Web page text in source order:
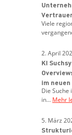
Viele
2. April
KI
im
Die Suche
in... Mehr
5. März